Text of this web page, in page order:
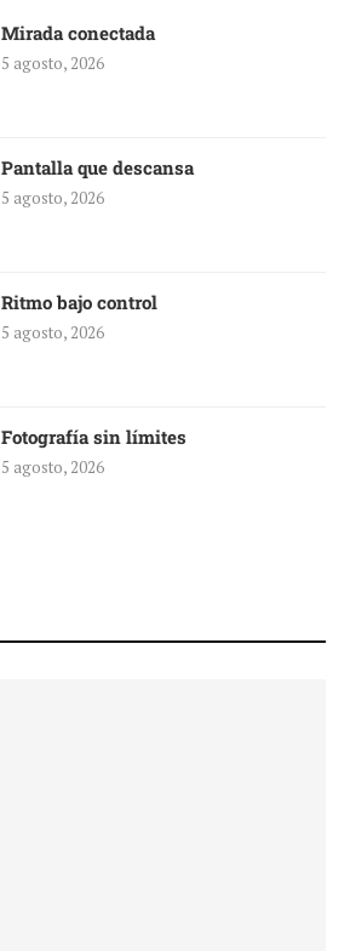
Mirada conectada
5 agosto, 2026
Pantalla que descansa
5 agosto, 2026
Ritmo bajo control
5 agosto, 2026
Fotografía sin límites
5 agosto, 2026